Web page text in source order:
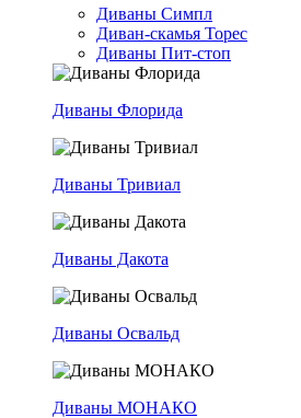
Диваны Симпл
Диван-скамья Торес
Диваны Пит-стоп
Диваны Флорида
Диваны Тривиал
Диваны Дакота
Диваны Освальд
Диваны МОНАКО